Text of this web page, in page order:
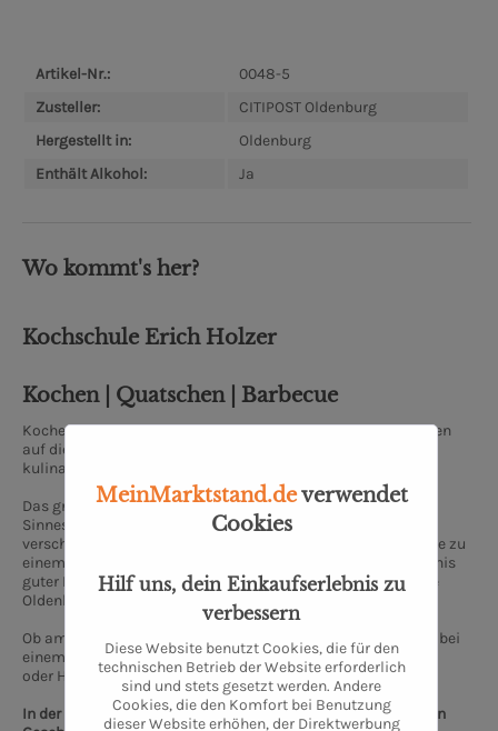
Artikel-Nr.:
0048-5
Zusteller:
CITIPOST Oldenburg
Hergestellt in:
Oldenburg
Enthält Alkohol:
Ja
Wo kommt's her?
Kochschule Erich Holzer
Kochen | Quatschen | Barbecue
Kochen kann jeder, soviel steht fest. Doch wie bei allen Dingen
auf dieser Welt, liegt auch in der Küche der Teufel – und der
kulinarische Höhenflug – im Detail.
Das grundlegende Verständnis für die gustatorischen
Sinnesqualitäten, der Geschmack und der Charakter
verschiedener Zutaten sowie die kleinen Kniffs und Tricks, sie zu
einem runden Gericht zu komponieren – das ist das Geheimnis
guter Küche. Diesem Geheimnis gehen wir in der Kochschule
Oldenburg auf den Grund.
Ob am Herd, am Ofen oder Grill, in einer kleinen Gruppe oder bei
einem großen Event, ob blutiger Anfänger, halbgarer Rookie
oder Hobbykoch mit gesalzenen Skills:
In der Kochschule Oldenburg kommt einfach jeder auf seinen
MeinMarktstand.deverwendet
Cookies
Hilf uns, dein Einkaufserlebnis zu
verbessern
Diese Website benutzt Cookies, die für den
technischen Betrieb der Website erforderlich
sind und stets gesetzt werden. Andere
Cookies, die den Komfort bei Benutzung
dieser Website erhöhen, der Direktwerbung